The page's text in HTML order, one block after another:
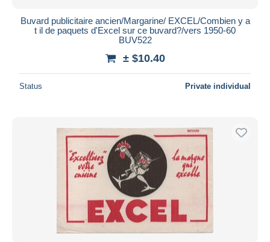
Buvard publicitaire ancien/Margarine/ EXCEL/Combien y a
t il de paquets d'Excel sur ce buvard?/vers 1950-60
BUV522
± $10.40
Status Private individual